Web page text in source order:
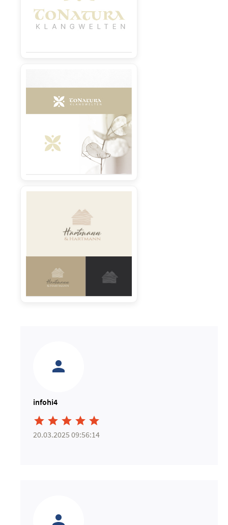
infohi4
    
20.03.2025 09:56:14